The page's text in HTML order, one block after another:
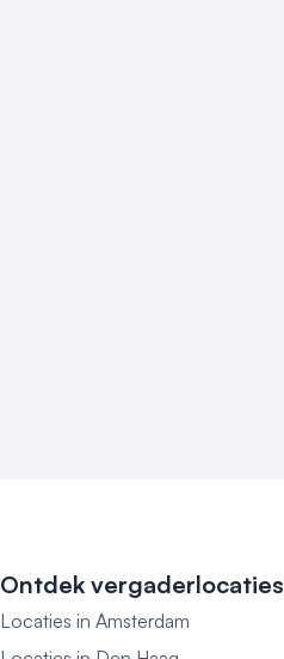
Ontdek vergaderlocaties
Locaties in Amsterdam